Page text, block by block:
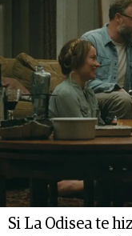
Si La Odisea te